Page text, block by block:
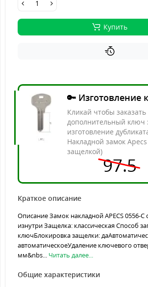
Купить
🔑 Изготовление
Кликай чтобы заказать
дополнительный ключ :
изготовление
Накладной замок Apecs
защелкой)
97.5
Краткое описание
Описание Замок накладной APECS 0556-
изнутри Защелка: классическая Способ
ключБлокировка защелки:
автоматическоеУдаление ключевого
мм&nbs... Читать далее...
Общие характеристики